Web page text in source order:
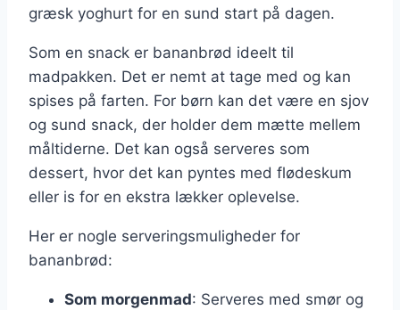
græsk yoghurt for en sund start på dagen.
Som en snack er bananbrød ideelt til
madpakken. Det er nemt at tage med og kan
spises på farten. For børn kan det være en sjov
og sund snack, der holder dem mætte mellem
måltiderne. Det kan også serveres som
dessert, hvor det kan pyntes med flødeskum
eller is for en ekstra lækker oplevelse.
Her er nogle serveringsmuligheder for
bananbrød:
Som morgenmad: Serveres med smør og